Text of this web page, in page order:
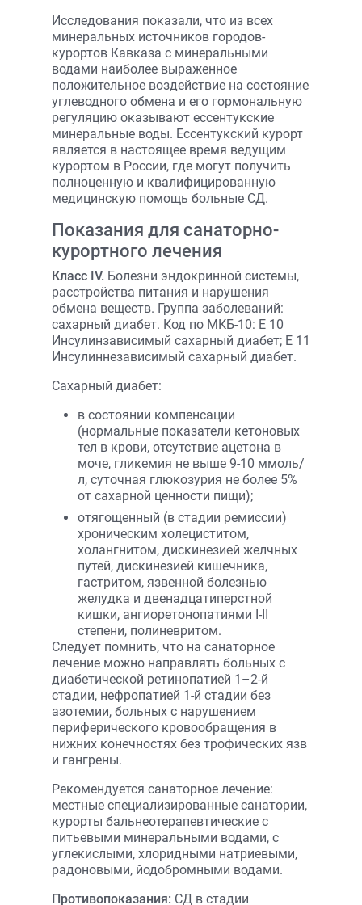
Исследования показали, что из всех
минеральных источников городов-
курортов Кавказа с минеральными
водами наиболее выраженное
положительное воздействие на состояние
углеводного обмена и его гормональную
регуляцию оказывают ессентукские
минеральные воды. Ессентукский курорт
является в настоящее время ведущим
курортом в России, где могут получить
полноценную и квалифицированную
медицинскую помощь больные СД.
Показания для санаторно-
курортного лечения
Класс IV. Болезни эндокринной системы,
расстройства питания и нарушения
обмена веществ. Группа заболеваний:
сахарный диабет. Код по МКБ-10: E 10
Инсулинзависимый сахарный диабет; E 11
Инсулиннезависимый сахарный диабет.
Сахарный диабет:
в состоянии компенсации
(нормальные показатели кетоновых
тел в крови, отсутствие ацетона в
моче, гликемия не выше 9-10 ммоль/
л, суточная глюкозурия не более 5%
от сахарной ценности пищи);
отягощенный (в стадии ремиссии)
хроническим холециститом,
холангнитом, дискинезией желчных
путей, дискинезией кишечника,
гастритом, язвенной болезнью
желудка и двенадцатиперстной
кишки, ангиоретонопатиями I-II
степени, полиневритом.
Следует помнить, что на санаторное
лечение можно направлять больных с
диабетической ретинопатией 1–2-й
стадии, нефропатией 1-й стадии без
азотемии, больных с нарушением
периферического кровообращения в
нижних конечностях без трофических язв
и гангрены.
Рекомендуется санаторное лечение:
местные специализированные санатории,
курорты бальнеотерапевтические с
питьевыми минеральными водами, с
углекислыми, хлоридными натриевыми,
радоновыми, йодобромными водами.
Противопоказания: СД в стадии